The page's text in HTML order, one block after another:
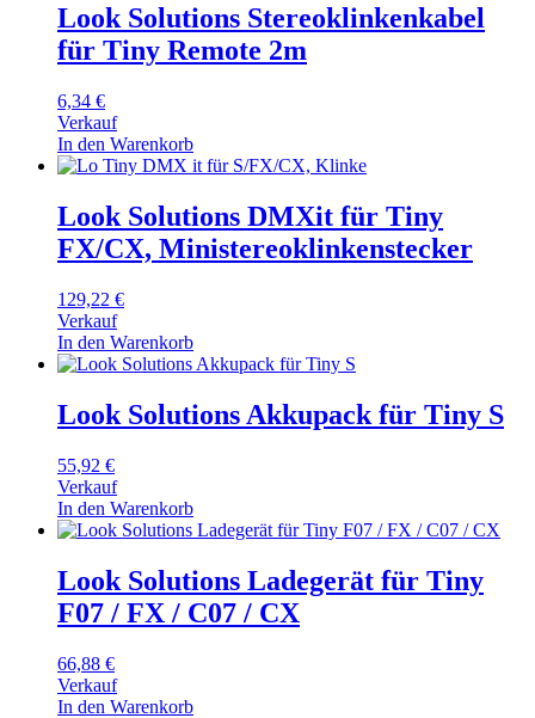
Look Solutions Stereoklinkenkabel
für Tiny Remote 2m
6,34 €
Verkauf
In den Warenkorb
Look Solutions DMXit für Tiny
FX/CX, Ministereoklinkenstecker
129,22 €
Verkauf
In den Warenkorb
Look Solutions Akkupack für Tiny S
55,92 €
Verkauf
In den Warenkorb
Look Solutions Ladegerät für Tiny
F07 / FX / C07 / CX
66,88 €
Verkauf
In den Warenkorb